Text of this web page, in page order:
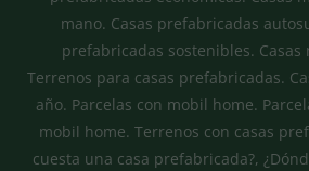
mano. Casas prefabricadas
prefabricadas sostenibles. Casas
Terrenos para casas prefabricadas.
año. Parcelas con mobil home.
mobil home. Terrenos con casas
cuesta una casa prefabricada?,